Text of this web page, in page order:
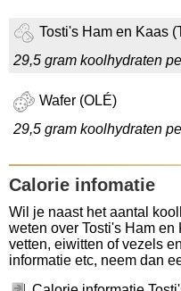
Tosti's Ham en Kaas
29,5 gram koolhydraten
Wafer (OLÉ)
29,5 gram koolhydraten
Calorie infomatie
Wil je naast het aantal
weten over Tosti's Ham en
vetten, eiwitten of vezels
informatie etc, neem dan